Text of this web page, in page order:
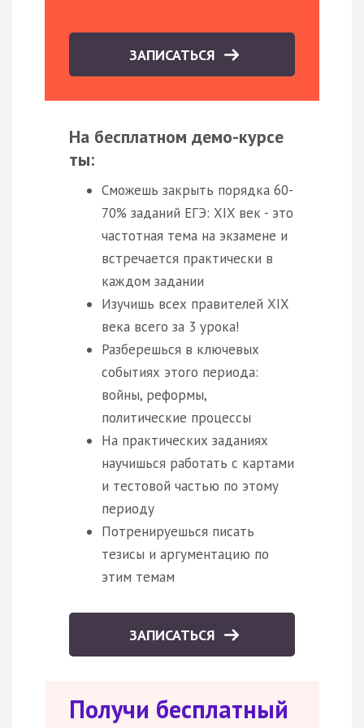
ЗАПИСАТЬСЯ
На бесплатном демо-курсе
ты:
Сможешь закрыть порядка 60-
70% заданий ЕГЭ: XIX век - это
частотная тема на экзамене и
встречается практически в
каждом задании
Изучишь всех правителей XIX
века всего за 3 урока!
Разберешься в ключевых
событиях этого периода:
войны, реформы,
политические процессы
На практических заданиях
научишься работать с картами
и тестовой частью по этому
периоду
Потренируешься писать
тезисы и аргументацию по
этим темам
ЗАПИСАТЬСЯ
Получи бесплатный